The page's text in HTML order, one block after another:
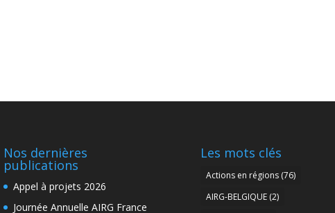
Nos dernières
publications
Appel à projets 2026
Journée Annuelle AIRG France
Les mots clés
Actions en régions(76)
AIRG-BELGIQUE(2)